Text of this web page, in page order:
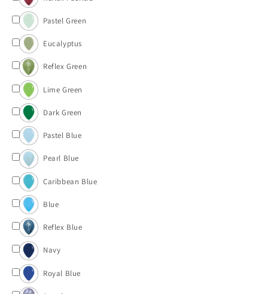
Pastel Green
Eucalyptus
Reflex Green
Lime Green
Dark Green
Pastel Blue
Pearl Blue
Caribbean Blue
Blue
Reflex Blue
Navy
Royal Blue